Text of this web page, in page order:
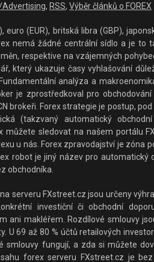
Advertising, RSS, Výběr článků o FOREX
euro (EUR), britská libra (GBP),
nemá žádné centrální sídlo a je to
respektive na vzájemných
který ukazuje časy vyhlašování
analýza a
je zprostředkoval pro
brokeři. Forex strategie je postup,
(takzvaný automatický
sledovat na našem portálu
u nás. Forex zpravodajství je zóna
robot je jiný název pro
obchodníka.
serveru FXstreet.cz jsou určeny
investiční či obchodní
ani makléřem. Rozdílové smlouvy
U 69 až 80 % účtů retailových
smlouvy fungují, a zda si můžete
forex serveru FXstreet.cz je